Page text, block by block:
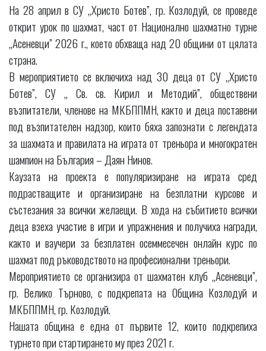
На 28 април в СУ „Христо Ботев”, гр. Козлодуй, се проведе
открит урок по шахмат, част от Национално шахматно турне
„Асеневци” 2026 г., което обхваща над 20 общини от цялата
страна.
В мероприятието се включиха над 30 деца от СУ „Христо
Ботев”, СУ „ Св. св. Кирил и Методий”, обществени
възпитатели, членове на МКБППМН, както и деца поставени
под възпитателен надзор, които бяха запознати с легендата
за шахмата и правилата на играта от треньора и многократен
шампион на България – Даян Нинов.
Каузата на проекта е популяризиране на играта сред
подрастващите и организиране на безплатни курсове и
състезания за всички желаещи. В хода на събитието всички
деца взеха участие в игри и упражнения и получиха награди,
както и ваучери за безплатен осеммесечен онлайн курс по
шахмат под ръководството на професионални треньори.
Мероприятието се организира от шахматен клуб „Асеневци”,
гр. Велико Търново, с подкрепата на Община Козлодуй и
МКБППМН, гр. Козлодуй.
Нашата община е една от първите 12, които подкрепиха
турнето при стартирането му през 2021 г.